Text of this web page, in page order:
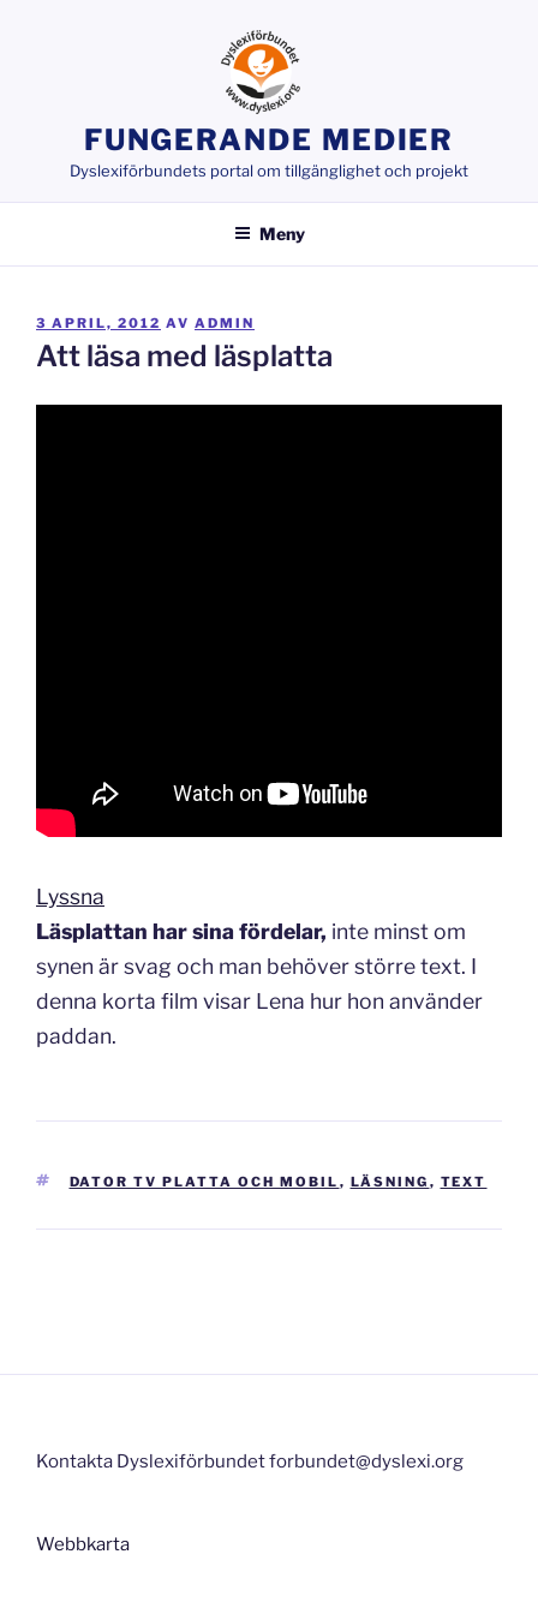
FUNGERANDE MEDIER
Dyslexiförbundets portal om tillgänglighet och projekt
Meny
PUBLICERAT
3 APRIL, 2012 AV ADMIN
Att läsa med läsplatta
Lyssna
Läsplattan har sina fördelar, inte minst om
synen är svag och man behöver större text. I
denna korta film visar Lena hur hon använder
paddan.
TAGGAR
DATOR TV PLATTA OCH MOBIL , LÄSNING , TEXT
Kontakta Dyslexiförbundet forbundet@dyslexi.org
Webbkarta